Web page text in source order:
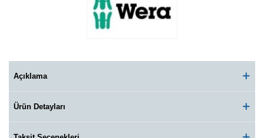
Açıklama
Ürün Detayları